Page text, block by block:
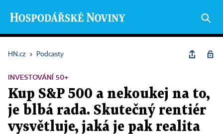
HN.cz › Podcasty
INVESTOVÁNÍ 50+
Kup S&P 500 a nekoukej na to,
je blbá rada. Skutečný rentiér
vysvětluje, jaká je pak realita